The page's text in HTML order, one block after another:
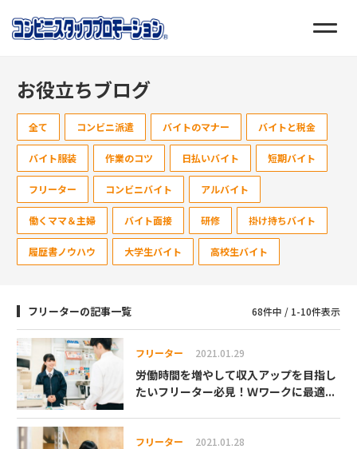
お役立ちブログ
全て コンビニ派遣 バイトのマナー バイトと税金
バイト服装 作業のコツ 日払いバイト 短期バイト
フリーター コンビニバイト アルバイト
働くママ＆主婦 バイト面接 研修 掛け持ちバイト
履歴書ノウハウ 大学生バイト 高校生バイト
フリーターの記事一覧 68件中 / 1-10件表示
フリーター 2021.01.29
労働時間を増やして収入アップを目指し
たいフリーター必見！Ｗワークに最適...
フリーター 2021.01.28